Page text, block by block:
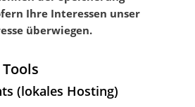
Ihre Interessen unser
überwiegen.
(lokales Hosting)